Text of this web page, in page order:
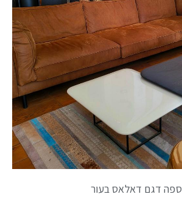
ספה דגם דאלאס בעור